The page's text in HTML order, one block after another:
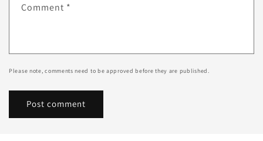
Comment *
Please note, comments need to be approved before they are published.